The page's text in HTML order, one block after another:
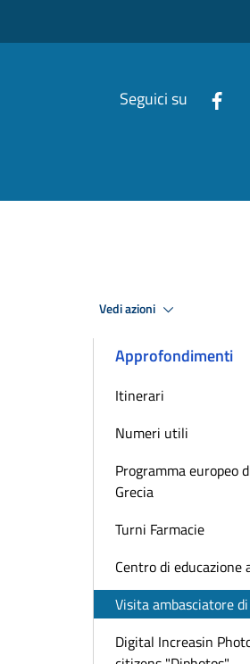
Seguici su
Vedi azioni
Approfondimenti
Itinerari
Numeri utili
Programma europeo
Grecia
Turni Farmacie
Centro di
Visita ambasciatore
Digital Increasin